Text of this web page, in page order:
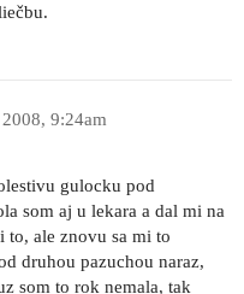
9:24am
gulocku pod
som aj u lekara a dal mi na
ale znovu sa mi to
druhou pazuchou naraz,
som to rok nemala, tak